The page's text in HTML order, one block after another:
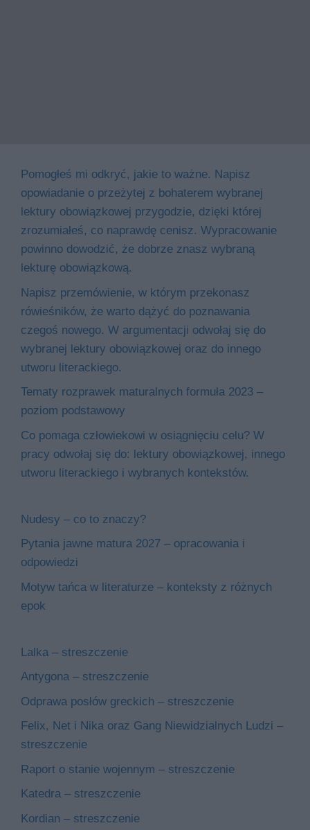
Pomogłeś mi odkryć, jakie to ważne. Napisz
opowiadanie o przeżytej z bohaterem wybranej
lektury obowiązkowej przygodzie, dzięki której
zrozumiałeś, co naprawdę cenisz. Wypracowanie
powinno dowodzić, że dobrze znasz wybraną
lekturę obowiązkową.
Napisz przemówienie, w którym przekonasz
rówieśników, że warto dążyć do poznawania
czegoś nowego. W argumentacji odwołaj się do
wybranej lektury obowiązkowej oraz do innego
utworu literackiego.
Tematy rozprawek maturalnych formuła 2023 –
poziom podstawowy
Co pomaga człowiekowi w osiągnięciu celu? W
pracy odwołaj się do: lektury obowiązkowej, innego
utworu literackiego i wybranych kontekstów.
Nudesy – co to znaczy?
Pytania jawne matura 2027 – opracowania i
odpowiedzi
Motyw tańca w literaturze – konteksty z różnych
epok
Lalka – streszczenie
Antygona – streszczenie
Odprawa posłów greckich – streszczenie
Felix, Net i Nika oraz Gang Niewidzialnych Ludzi –
streszczenie
Raport o stanie wojennym – streszczenie
Katedra – streszczenie
Kordian – streszczenie